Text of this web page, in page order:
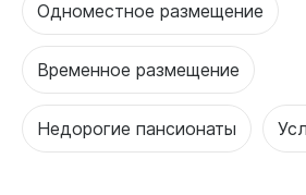
Одноместное размещение
Временное размещение
Недорогие пансионаты